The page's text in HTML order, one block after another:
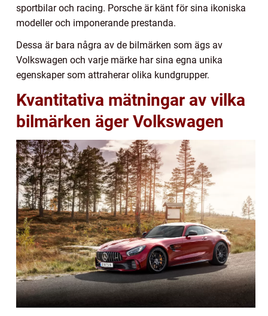
sportbilar och racing. Porsche är känt för sina ikoniska
modeller och imponerande prestanda.
Dessa är bara några av de bilmärken som ägs av
Volkswagen och varje märke har sina egna unika
egenskaper som attraherar olika kundgrupper.
Kvantitativa mätningar av vilka
bilmärken äger Volkswagen